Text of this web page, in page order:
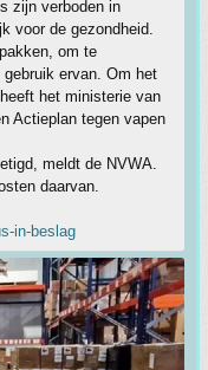
zijn verboden in
voor de gezondheid.
om te
ervan. Om het
het ministerie van
Actieplan tegen vapen
meldt de NVWA.
daarvan.
in-beslag